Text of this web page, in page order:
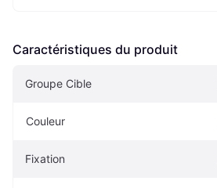
Caractéristiques du produit
Groupe Cible
Couleur
Fixation